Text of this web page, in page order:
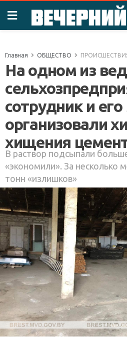
Главная ОБЩЕСТВО
На одном из
сотрудник и
организовали
хищения
В раствор подсыпали
«экономили». За несколько
тонн «излишков»